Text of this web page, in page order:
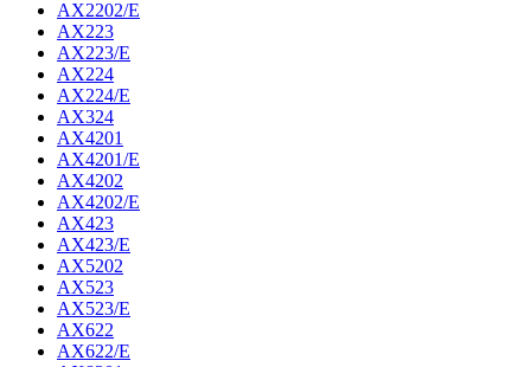
AX2202/E
AX223
AX223/E
AX224
AX224/E
AX324
AX4201
AX4201/E
AX4202
AX4202/E
AX423
AX423/E
AX5202
AX523
AX523/E
AX622
AX622/E